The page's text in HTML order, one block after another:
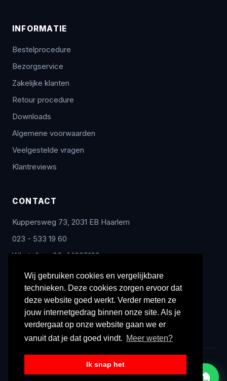
Wij gebruiken cookies en vergelijkbare
technieken. Deze cookies zorgen ervoor dat
deze website goed werkt. Verder meten ze
jouw internetgedrag binnen onze site. Als je
verdergaat op onze website gaan we er
vanuit dat je dat goed vindt. Meer weten?
Ik snap het
INFORMATIE
Bestelprocedure
Bezorgservice
Zakelijke klanten
Retour procedure
Downloads
Algemene voorwaarden
Veelgestelde vragen
Klantreviews
CONTACT
Kuppersweg 73, 2031 EB Haarlem
023 - 533 19 60
WhatsApp: 06-44005100
info@radex-benelux.nl
Ma – Vrij: 9:00 – 17:00
© 2026 Radex Benelux. Alle rechten voorbehouden.